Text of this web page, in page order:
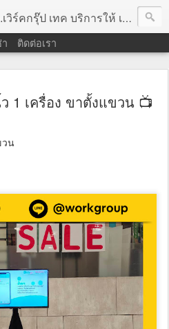
รให้ เช่าคอมพิวเตอร์ โน้ตบุ๊ค โปรเจคเตอร์ ทีวีจอแบน จอทัชสกรีน ตู้คีออส วีดีโอวอล และอุปกรณ์อื่น ๆ บริการให้เช่าเป็น รายวัน
ติดต่อเรา
1 เครื่อง ขาตั้งแขวน 📺
วน